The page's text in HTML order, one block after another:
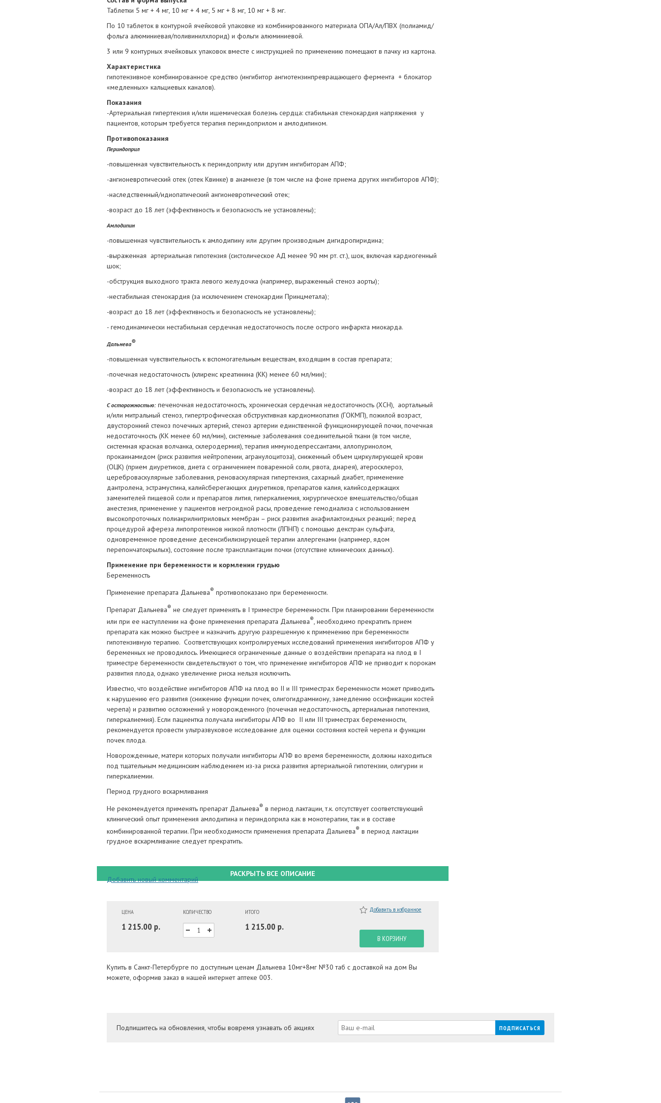
Таблетки 5 мг + 4 мг, 10 мг + 4 мг, 5 мг + 8 мг, 10 мг + 8 мг.
По 10 таблеток в контурной ячейковой упаковке из комбинированного материала ОПА/Ал/ПВХ (полиамид/
фольга алюминиевая/поливинилхлорид) и фольги алюминиевой.
3 или 9 контурных ячейковых упаковок вместе с инструкцией по применению помещают в пачку из картона.
Характеристика
гипотензивное комбинированное средство (ингибитор ангиотензинпревращающего фермента + блокатор
«медленных» кальциевых каналов).
Показания
-Артериальная гипертензия и/или ишемическая болезнь сердца: стабильная стенокардия напряжения у
пациентов, которым требуется терапия периндоприлом и амлодипином.
Противопоказания
Периндоприл
-повышенная чувствительность к периндоприлу или другим ингибиторам АПФ;
-ангионевротический отек (отек Квинке) в анамнезе (в том числе на фоне приема других ингибиторов АПФ);
-наследственный/идиопатический ангионевротический отек;
-возраст до 18 лет (эффективность и безопасность не установлены);
Амлодипин
-повышенная чувствительность к амлодипину или другим производным дигидропиридина;
-выраженная артериальная гипотензия (cистолическое АД менее 90 мм рт. ст.), шок, включая кардиогенный
шок;
-обструкция выходного тракта левого желудочка (например, выраженный стеноз аорты);
-нестабильная стенокардия (за исключением стенокардии Принцметала);
-возраст до 18 лет (эффективность и безопасность не установлены);
- гемодинамически нестабильная сердечная недостаточность после острого инфаркта миокарда.
Дальнева®
-повышенная чувствительность к вспомогательным веществам, входящим в состав препарата;
-почечная недостаточность (клиренс креатинина (КК) менее 60 мл/мин);
-возраст до 18 лет (эффективность и безопасность не установлены).
С осторожностью: печеночная недостаточность, хроническая сердечная недостаточность (ХСН), аортальный
и/или митральный стеноз, гипертрофическая обструктивная кардиомиопатия (ГОКМП), пожилой возраст,
двусторонний стеноз почечных артерий, стеноз артерии единственной функционирующей почки, почечная
недостаточность (КК менее 60 мл/мин), системные заболевания соединительной ткани (в том числе,
системная красная волчанка, склеродермия), терапия иммунодепрессантами, аллопуринолом,
прокаинамидом (риск развития нейтропении, агранулоцитоза), сниженный объем циркулирующей крови
(ОЦК) (прием диуретиков, диета с ограничением поваренной соли, рвота, диарея), атеросклероз,
цереброваскулярные заболевания, реноваскулярная гипертензия, сахарный диабет, применение
дантролена, эстрамустина, калийсберегающих диуретиков, препаратов калия, калийсодержащих
заменителей пищевой соли и препаратов лития, гиперкалиемия, хирургическое вмешательство/общая
анестезия, применение у пациентов негроидной расы, проведение гемодиализа с использованием
высокопроточных полиакрилнитриловых мембран – риск развития анафилактоидных реакций; перед
процедурой афереза липопротеинов низкой плотности (ЛПНП) с помощью декстран сульфата,
одновременное проведение десенсибилизирующей терапии аллергенами (например, ядом
перепончатокрылых), состояние после трансплантации почки (отсутствие клинических данных).
Применение при беременности и кормлении грудью
Беременность
Применение препарата Дальнева® противопоказано при беременности.
Препарат Дальнева® не следует применять в I триместре беременности. При планировании беременности
или при ее наступлении на фоне применения препарата Дальнева®, необходимо прекратить прием
препарата как можно быстрее и назначить другую разрешенную к применению при беременности
гипотензивную терапию. Соответствующих контролируемых исследований применения ингибиторов АПФ у
беременных не проводилось. Имеющиеся ограниченные данные о воздействии препарата на плод в I
триместре беременности свидетельствуют о том, что применение ингибиторов АПФ не приводит к порокам
развития плода, однако увеличение риска нельзя исключить.
Известно, что воздействие ингибиторов АПФ на плод во II и III триместрах беременности может приводить
к нарушению его развития (снижению функции почек, олигогидрамниону, замедлению оссификации костей
черепа) и развитию осложнений у новорожденного (почечная недостаточность, артериальная гипотензия,
гиперкалиемия). Если пациентка получала ингибиторы АПФ во II или III триместрах беременности,
рекомендуется провести ультразвуковое исследование для оценки состояния костей черепа и функции
почек плода.
Новорожденные, матери которых получали ингибиторы АПФ во время беременности, должны находиться
под тщательным медицинским наблюдением из-за риска развития артериальной гипотензии, олигурии и
гиперкалиемии.
Период грудного вскармливания
Не рекомендуется применять препарат Дальнева® в период лактации, т.к. отсутствует соответствующий
клинический опыт применения амлодипина и периндоприла как в монотерапии, так и в составе
комбинированной терапии. При необходимости применения препарата Дальнева® в период лактации
грудное вскармливание следует прекратить.
РАСКРЫТЬ ВСЕ ОПИСАНИЕ
Добавить новый комментарий
ЦЕНА
1 215.00 р.
КОЛИЧЕСТВО ИТОГО
1 215.00 р.
Добавить в избранное
В КОРЗИНУ
Купить в Санкт-Петербурге по доступным ценам Дальнева 10мг+8мг №30 таб с доставкой на дом Вы
можете, оформив заказ в нашей интернет аптеке 003.
Подпишитесь на обновления, чтобы вовремя узнавать об акциях